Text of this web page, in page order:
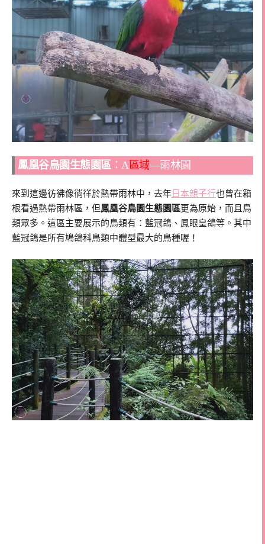
鳳凰谷鳥園生態園區 ：A區域—雨林園
來到這邊彷彿像徜徉於熱帶雨林中，去年 日本親子行也曾在箱
根看過熱帶雨林區，但鳳凰谷鳥園生態園區更為原始，而且鳥
類眾多。這區主要展示的鳥類有：藍冠鴿、鳳眼皇鴿等。其中
藍冠鴿是所有鳩鴿科鳥類中體型最大的鳥種喔！